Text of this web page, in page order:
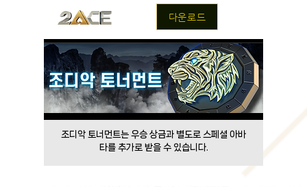
다운로드
조디악 토너먼트는 우승 상금과 별도로 스페셜 아바
타를 추가로 받을 수 있습니다.